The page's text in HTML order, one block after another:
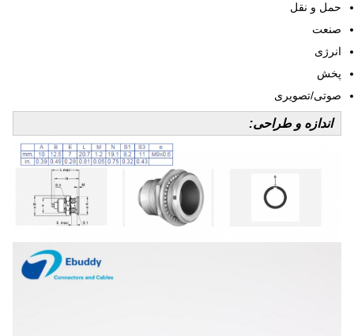
حمل و نقل
صنعت
انرژی
پخش
صوتی/تصویری
اندازه و طراحی: